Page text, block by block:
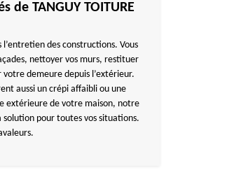
de TANGUY TOITURE
des constructions. Vous
nettoyer vos murs, restituer
demeure depuis l’extérieur.
aussi un crépi affaibli ou une
extérieure de votre maison, notre
pour toutes vos situations.